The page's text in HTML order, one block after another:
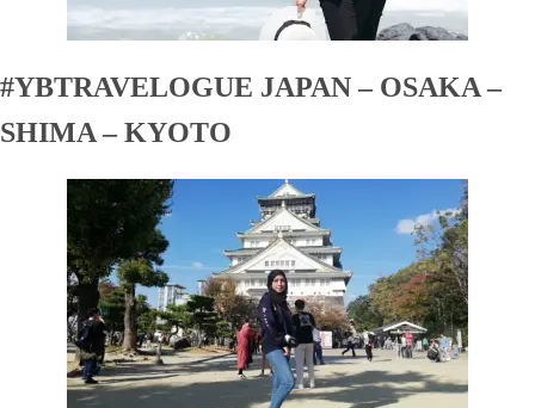
#YBTRAVELOGUE JAPAN – OSAKA –
SHIMA – KYOTO